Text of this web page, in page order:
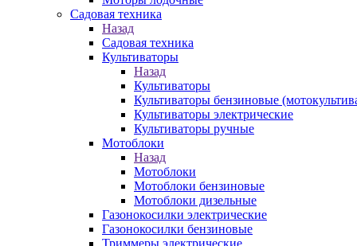
Садовая техника
Назад
Садовая техника
Культиваторы
Назад
Культиваторы
Культиваторы бензиновые
Культиваторы электрические
Культиваторы ручные
Мотоблоки
Назад
Мотоблоки
Мотоблоки бензиновые
Мотоблоки дизельные
Газонокосилки электрические
Газонокосилки бензиновые
Триммеры электрические